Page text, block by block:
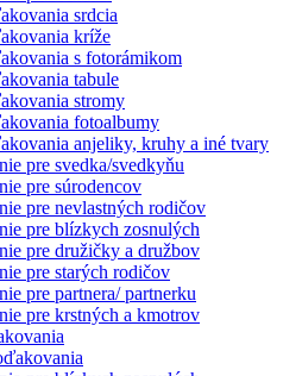
srdcia
kríže
s fotorámikom
tabule
stromy
fotoalbumy
anjeliky, kruhy a iné tvary
pre svedka/svedkyňu
pre súrodencov
pre nevlastných rodičov
pre blízkych zosnulých
pre družičky a družbov
pre starých rodičov
pre partnera/ partnerku
pre krstných a kmotrov